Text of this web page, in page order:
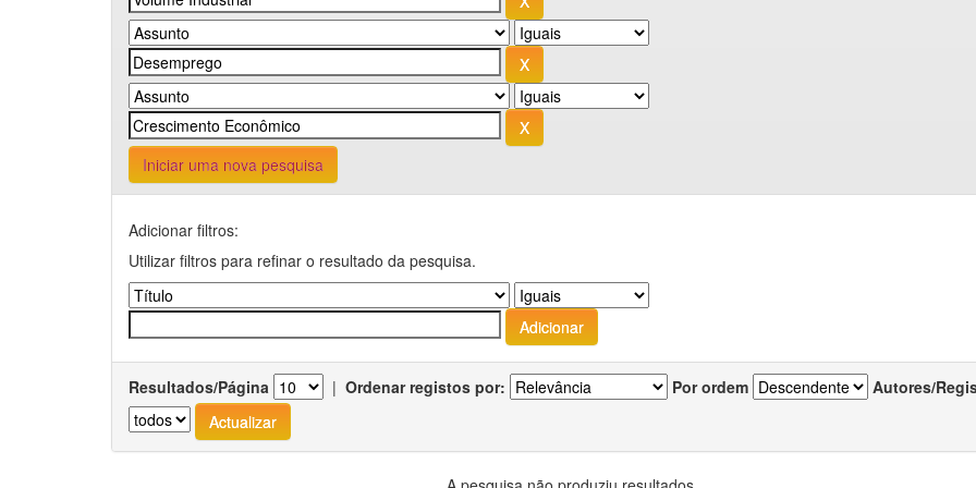
Iniciar uma nova pesquisa
Adicionar filtros:
Utilizar filtros para refinar o resultado da pesquisa.
Resultados/Página | Ordenar registos por: Por ordem Autores/